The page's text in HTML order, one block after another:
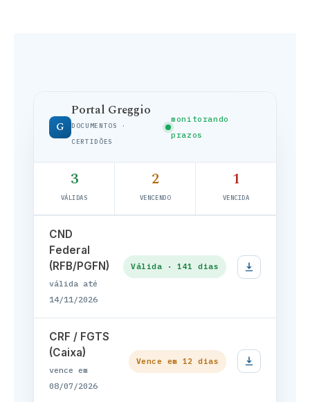
G
Portal Greggio
DOCUMENTOS ·
CERTIDÕES
monitorando
prazos
3
VÁLIDAS
2
VENCENDO
1
VENCIDA
CND
Federal
(RFB/PGFN)
válida até
14/11/2026
Válida · 141 dias
CRF / FGTS
(Caixa)
vence em
08/07/2026
Vence em 12 dias